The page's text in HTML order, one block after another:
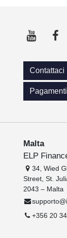
Contattaci
Pagamenti
Malta
ELP
34, Wied
Street, St.
2043 – Malta
+356 20